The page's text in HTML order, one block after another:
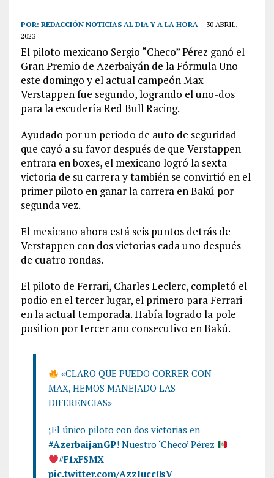
POR: REDACCIÓN NOTICIAS AL DIA Y A LA HORA
30 ABRIL,
2023
El piloto mexicano Sergio “Checo” Pérez ganó el
Gran Premio de Azerbaiyán de la Fórmula Uno
este domingo y el actual campeón Max
Verstappen fue segundo, logrando el uno-dos
para la escudería Red Bull Racing.
Ayudado por un periodo de auto de seguridad
que cayó a su favor después de que Verstappen
entrara en boxes, el mexicano logró la sexta
victoria de su carrera y también se convirtió en el
primer piloto en ganar la carrera en Bakú por
segunda vez.
El mexicano ahora está seis puntos detrás de
Verstappen con dos victorias cada uno después
de cuatro rondas.
El piloto de Ferrari, Charles Leclerc, completó el
podio en el tercer lugar, el primero para Ferrari
en la actual temporada. Había logrado la pole
position por tercer año consecutivo en Bakú.
«CLARO QUE PUEDO CORRER CON
MAX, HEMOS MANEJADO LAS
DIFERENCIAS»
¡El único piloto con dos victorias en
#AzerbaijanGP! Nuestro ‘Checo’ Pérez
#F1xFSMX
pic.twitter.com/AzzIucc0sV